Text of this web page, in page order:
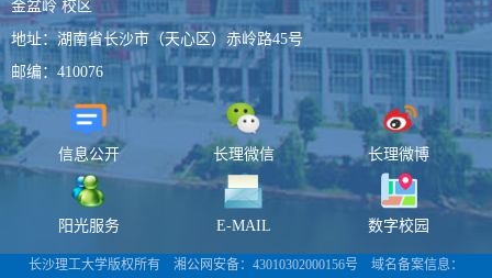
金盆岭 校区
地址：湖南省长沙市（天心区）赤岭路45号
邮编：410076
信息公开 长理微信 长理微博
阳光服务 E-MAIL 数字校园
长沙理工大学版权所有 湘公网安备： 43010302000156号 域名备案信息：